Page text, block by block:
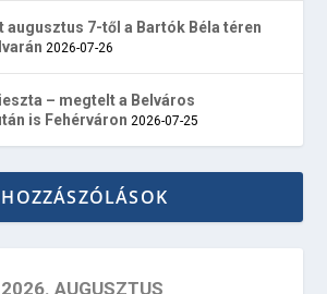
augusztus 7-től a Bartók Béla téren
2026-07-26
– megtelt a Belváros
is Fehérváron 2026-07-25
2026. AUGUSZTUS